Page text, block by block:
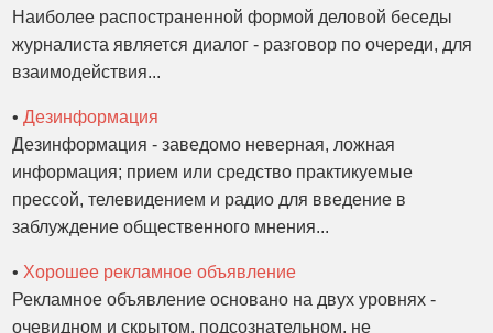
Наиболее распостраненной формой деловой беседы
журналиста является диалог - разговор по очереди, для
взаимодействия...
•Дезинформация
Дезинформация - заведомо неверная, ложная
информация; прием или средство практикуемые
прессой, телевидением и радио для введение в
заблуждение общественного мнения...
• Хорошее рекламное объявление
Рекламное объявление основано на двух уровнях -
очевидном и скрытом, подсознательном, не